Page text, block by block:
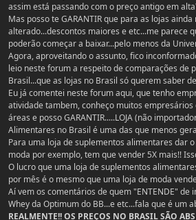
assim está passando com o preço antigo em
Mas posso te GARANTIR que para as lojas ainda
alterado...descontos maiores e etc...me parece
poderão começar a baixar...pelo menos da
Agora, aproveitando o assunto, fico
leio neste forum a respeito de comparações de
Brasil...que as lojas no Brasil só querem saber
Eu já comentei neste forum aqui, que tenho
atividade tambem, conheço muitos
áreas e posso GARANTIR.....LOJA (não
Alimentares no Brasil é uma das que menos
Para uma loja de suplementos alimentares dar
moda por exemplo, tem que vender 5X mais!!
O lucro que uma loja de suplementos
por mês é o mesmo que uma loja de moda
Aí vem os comentários de quem "ENTENDE" de
Whey da Optimum do BB...e etc...fala que é um
REALMENTE!! OS PREÇOS NO BRASIL SÃO